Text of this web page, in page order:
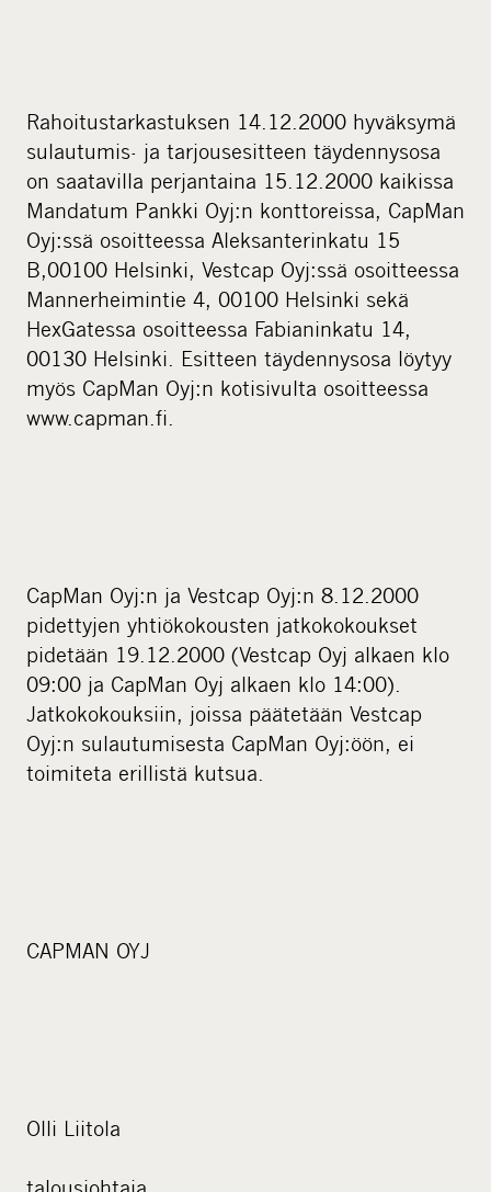
Rahoitustarkastuksen 14.12.2000 hyväksymä
sulautumis- ja tarjousesitteen täydennysosa
on saatavilla perjantaina 15.12.2000 kaikissa
Mandatum Pankki Oyj:n konttoreissa, CapMan
Oyj:ssä osoitteessa Aleksanterinkatu 15
B,00100 Helsinki, Vestcap Oyj:ssä osoitteessa
Mannerheimintie 4, 00100 Helsinki sekä
HexGatessa osoitteessa Fabianinkatu 14,
00130 Helsinki. Esitteen täydennysosa löytyy
myös CapMan Oyj:n kotisivulta osoitteessa
www.capman.fi.
CapMan Oyj:n ja Vestcap Oyj:n 8.12.2000
pidettyjen yhtiökokousten jatkokokoukset
pidetään 19.12.2000 (Vestcap Oyj alkaen klo
09:00 ja CapMan Oyj alkaen klo 14:00).
Jatkokokouksiin, joissa päätetään Vestcap
Oyj:n sulautumisesta CapMan Oyj:öön, ei
toimiteta erillistä kutsua.
CAPMAN OYJ
Olli Liitola